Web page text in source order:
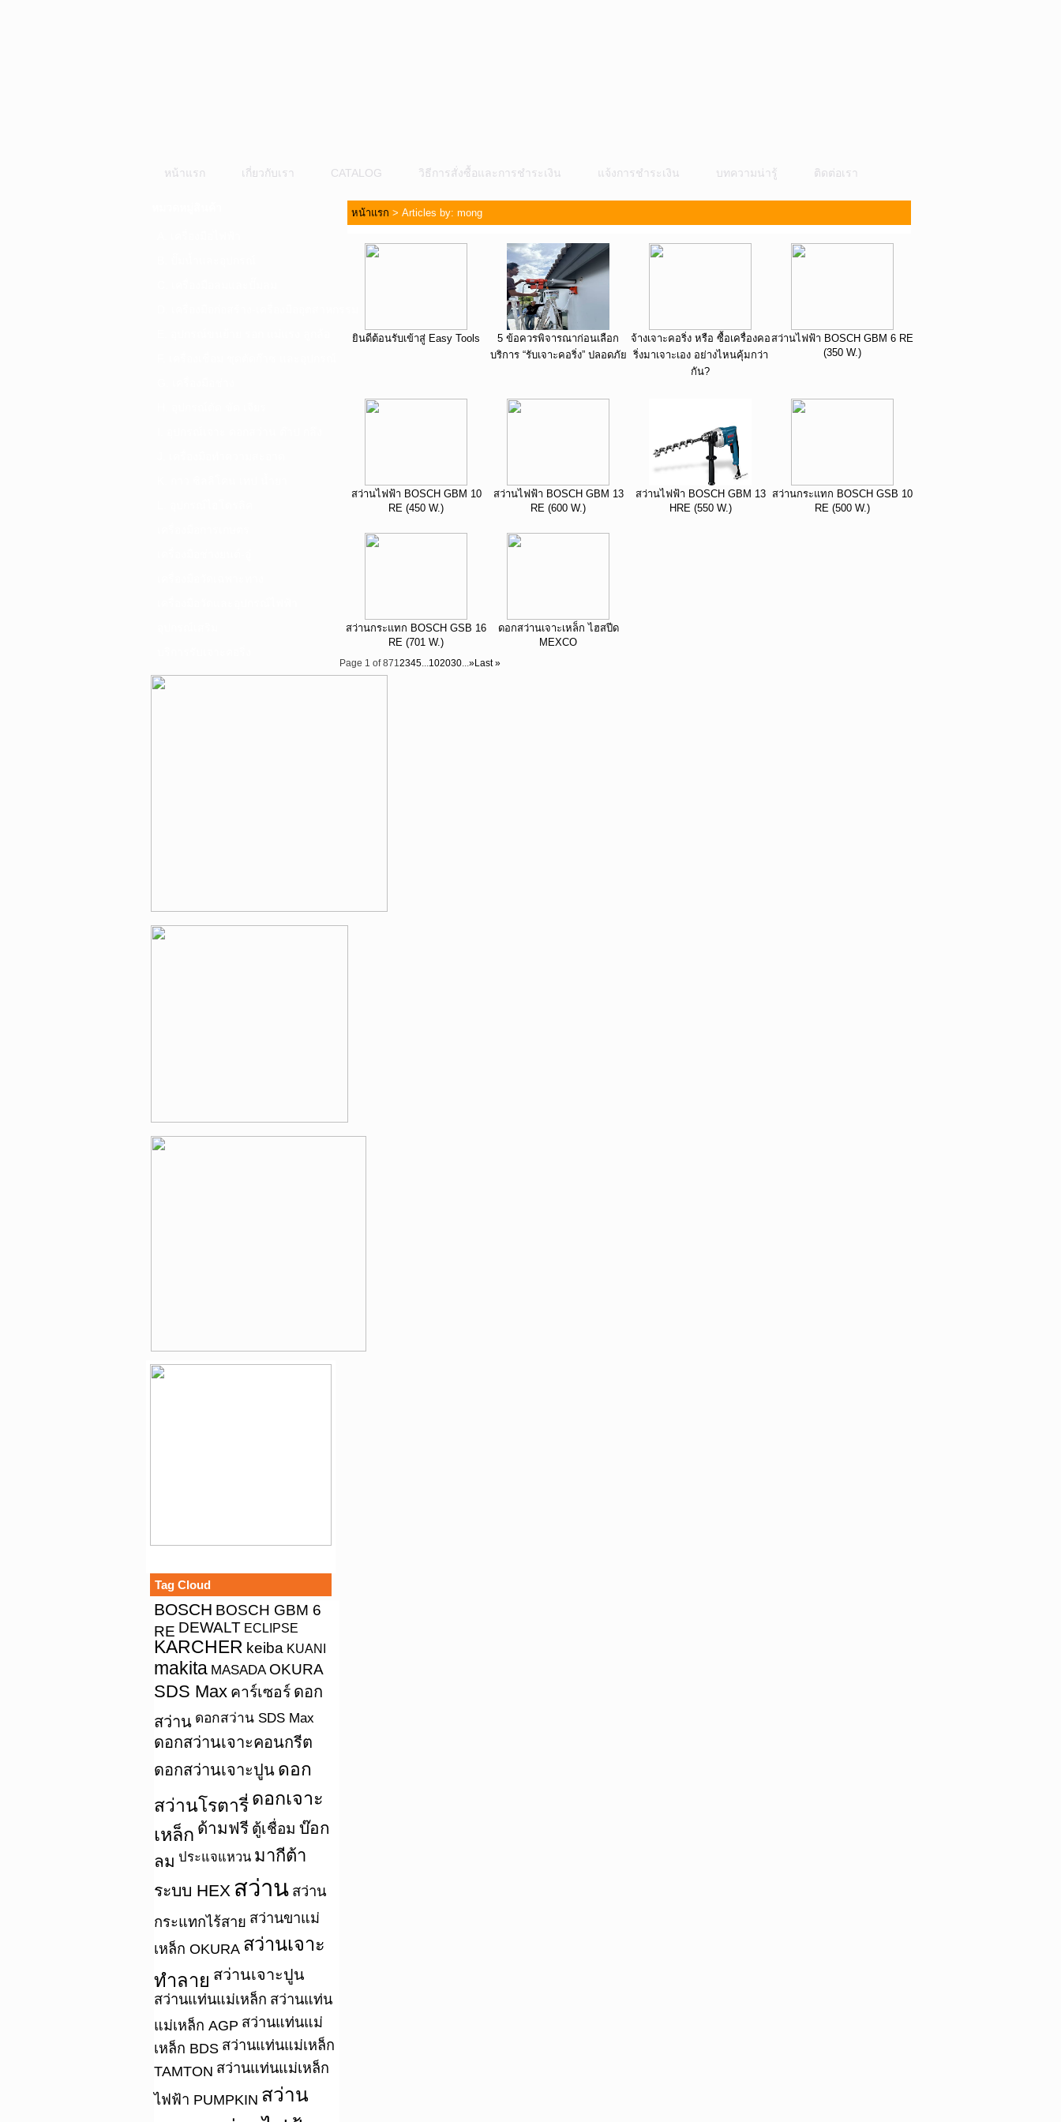
หน้าแรก เกี่ยวกับเรา CATALOG วิธีการสั่งซื้อและการชำระเงิน แจ้งการชำระเงิน บทความน่ารู้ ติดต่อเรา
Tag Cloud
BOSCH BOSCH GBM 6
RE DEWALT ECLIPSE
KARCHER keiba KUANI
makita MASADA OKURA
SDS Max คาร์เซอร์ ดอก
สว่าน ดอกสว่าน SDS Max
ดอกสว่านเจาะคอนกรีต
ดอกสว่านเจาะปูน ดอก
สว่านโรตารี่ ดอกเจาะ
เหล็ก ด้ามฟรี ตู้เชื่อม บ๊อก
ลม ประแจแหวน มากีต้า
ระบบ HEX สว่าน สว่าน
กระแทกไร้สาย สว่านขาแม่
เหล็ก OKURA สว่านเจาะ
ทำลาย สว่านเจาะปูน
สว่านแท่นแม่เหล็ก สว่านแท่น
แม่เหล็ก AGP สว่านแท่นแม่
เหล็ก BDS สว่านแท่นแม่เหล็ก
TAMTON สว่านแท่นแม่เหล็ก
ไฟฟ้า PUMPKIN สว่าน
หน้าแรก > Articles by: mong
ยินดีต้อนรับเข้าสู่ Easy Tools
5 ข้อควรพิจารณาก่อนเลือก
บริการ “รับเจาะคอริ่ง” ปลอดภัย
จ้างเจาะคอริ่ง หรือ ซื้อเครื่องคอ
ริ่งมาเจาะเอง อย่างไหนคุ้มกว่า
กัน?
สว่านไฟฟ้า BOSCH GBM 6 RE
(350 W.)
สว่านไฟฟ้า BOSCH GBM 10
RE (450 W.)
สว่านไฟฟ้า BOSCH GBM 13
RE (600 W.)
สว่านไฟฟ้า BOSCH GBM 13
HRE (550 W.)
สว่านกระแทก BOSCH GSB 10
RE (500 W.)
สว่านกระแทก BOSCH GSB 16
RE (701 W.)
ดอกสว่านเจาะเหล็ก ไฮสปีด
MEXCO
Page 1 of 8712345...102030...»Last »